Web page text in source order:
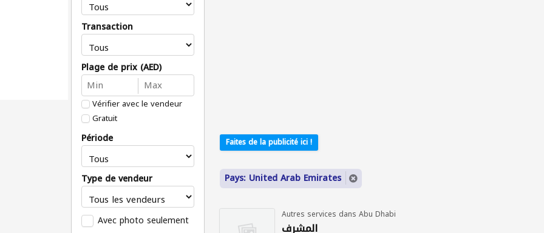
Transaction
Plage de prix (AED)
Vérifier avec le vendeur
Gratuit
Période
Type de vendeur
Avec photo seulement
Faites de la publicité ici !
Pays: United Arab Emirates
Autres services dans Abu Dhabi
المشرف